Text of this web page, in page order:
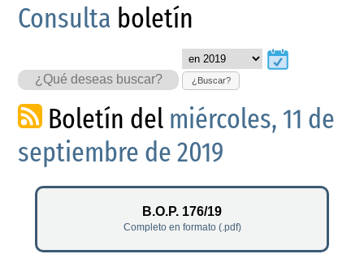
Consulta boletín
¿Buscar?
Boletín del miércoles, 11 de
septiembre de 2019
B.O.P. 176/19
Completo en formato (.pdf)